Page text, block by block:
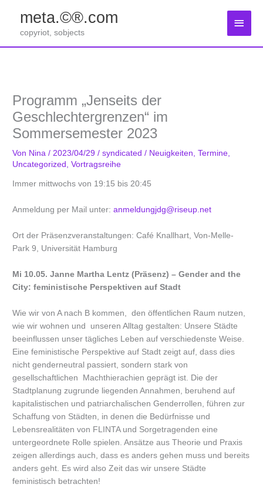
springen
meta.©®.com
copyriot, sobjects
Programm „Jenseits der
Geschlechtergrenzen“ im
Sommersemester 2023
Von Nina/ 2023/04/29/syndicated / Neuigkeiten ,Termine
Uncategorized ,Vortragsreihe
Immer mittwochs von 19:15 bis 20:45
Anmeldung per Mail unter:anmeldungjdg@riseup.net
Ort der Präsenzveranstaltungen: Café Knallhart, Von-Melle-
Park 9, Universität Hamburg
Mi 10.05. Janne Martha Lentz (Präsenz) – Gender and the
City: feministische Perspektiven auf Stadt
Wie wir von A nach B kommen, den öffentlichen Raum nutzen,
wie wir wohnen und unseren Alltag gestalten: Unsere Städte
beeinflussen unser tägliches Leben auf verschiedenste Weise.
Eine feministische Perspektive auf Stadt zeigt auf, dass dies
nicht genderneutral passiert, sondern stark von
gesellschaftlichen Machthierachien geprägt ist. Die der
Stadtplanung zugrunde liegenden Annahmen, beruhend auf
kapitalistischen und patriarchalischen Genderrollen, führen zur
Schaffung von Städten, in denen die Bedürfnisse und
Lebensrealitäten von FLINTA und Sorgetragenden eine
untergeordnete Rolle spielen. Ansätze aus Theorie und Praxis
zeigen allerdings auch, dass es anders gehen muss und bereits
anders geht. Es wird also Zeit das wir unsere Städte
feministisch betrachten!